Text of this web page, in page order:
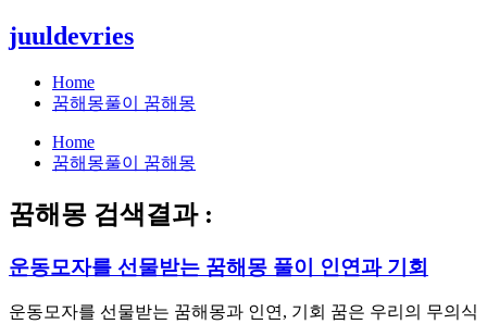
콘
텐
juuldevries
Home
꿈해몽풀이 꿈해몽
Home
꿈해몽풀이 꿈해몽
꿈해몽 검색결과 :
운동모자를 선물받는 꿈해몽 풀이 인연과 기회
운동모자를 선물받는 꿈해몽과 인연, 기회 꿈은 우리의 무의식